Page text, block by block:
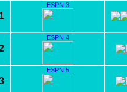
ESPN 3
ESPN 4
ESPN 5